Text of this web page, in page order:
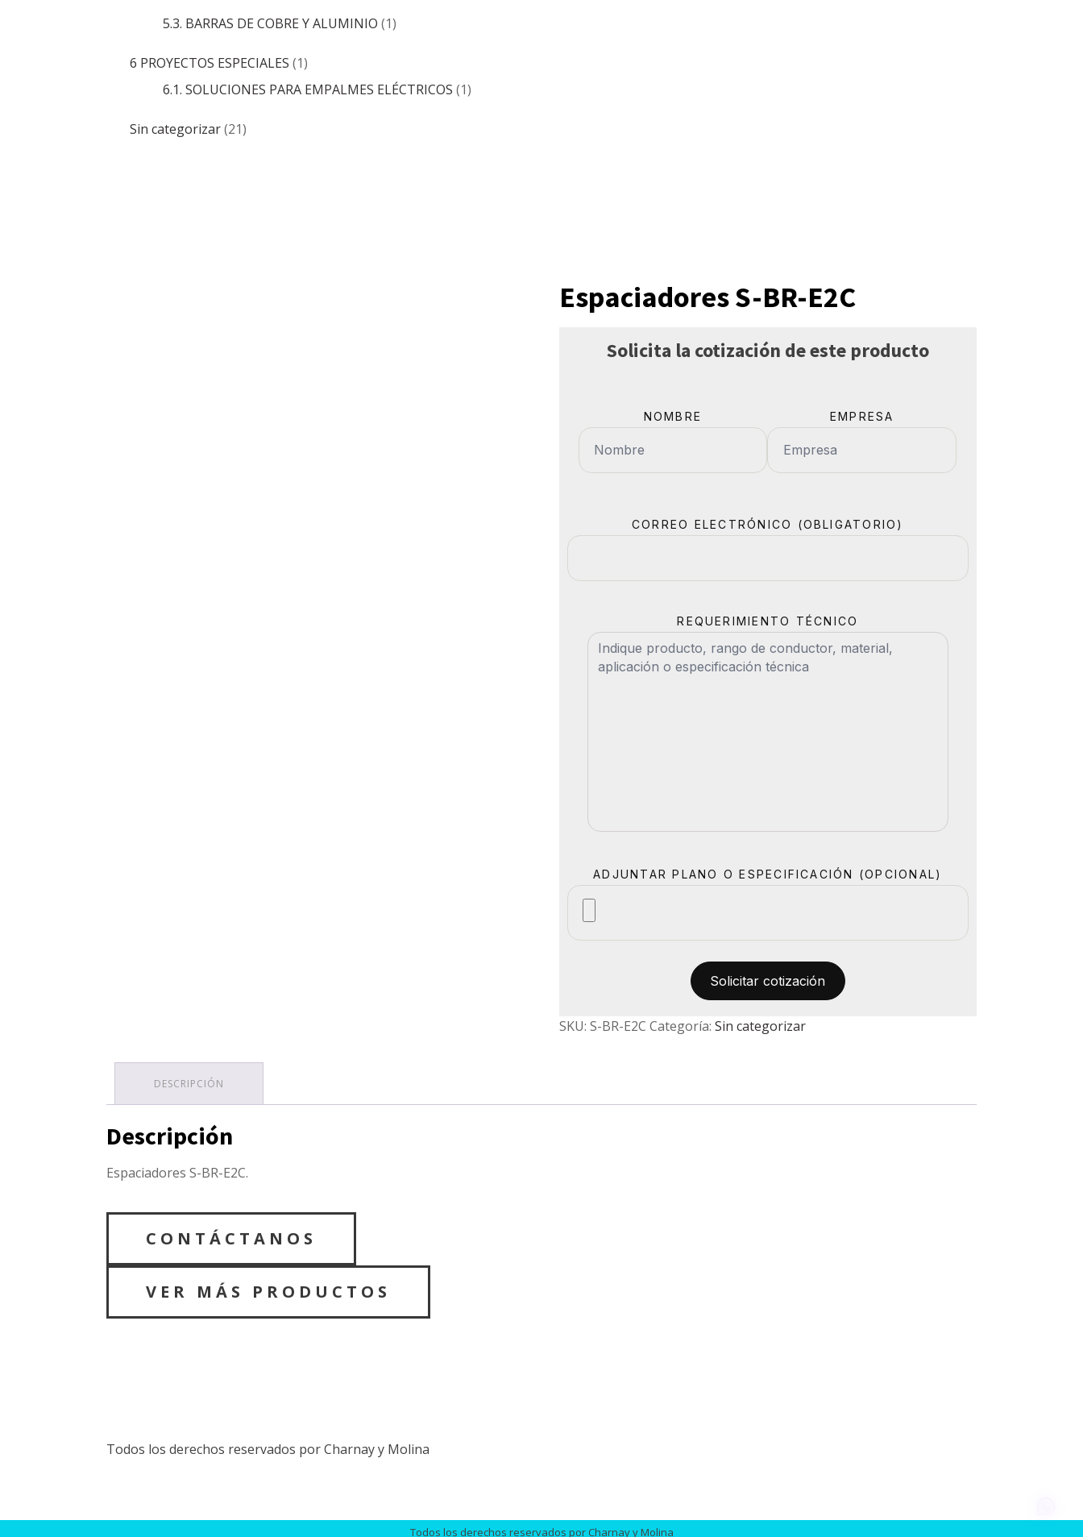
5.3. BARRAS DE COBRE Y ALUMINIO (1)
6 PROYECTOS ESPECIALES (1)
6.1. SOLUCIONES PARA EMPALMES ELÉCTRICOS (1)
Sin categorizar(21)
Espaciadores S-BR-E2C
Solicita la cotización de este producto
NOMBRE EMPRESA
CORREO ELECTRÓNICO (OBLIGATORIO)
REQUERIMIENTO TÉCNICO
ADJUNTAR PLANO O ESPECIFICACIÓN (OPCIONAL)
SKU: S-BR-E2C Categoría: Sin categorizar
DESCRIPCIÓN
Descripción
Espaciadores S-BR-E2C.
CONTÁCTANOS
VER MÁS PRODUCTOS
Todos los derechos reservados por Charnay y Molina
Todos los derechos reservados por Charnay y Molina